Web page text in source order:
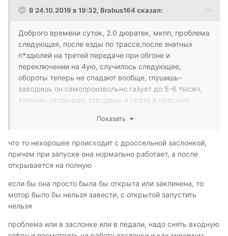
В 24.10.2019 в 19:32, Brabus164сказал:
Доброго времени суток, 2.0 дюратек, мкпп, проблема
следующая, после езды по трассе,после знатных
п*здюлей на третей передаче при обгоне и
переключении на 4ую, случилось следующее,
обороты теперь не спадают вообще, глушишь-
заводишь он самопроизвольно газует до 5-6 тысяч,
клеммы скидывал, заводишь и сразу в красную
Показать
что то нехорошее происходит с дроссельной заслонкой,
причем при запуске она нормально работает, а после
открывается на полную
если бы она просто была бы открыта или заклинена, то
мотор было бы нельзя завести, с открытой запустить
нельзя
проблема или в заслонке или в педали, надо снять входную